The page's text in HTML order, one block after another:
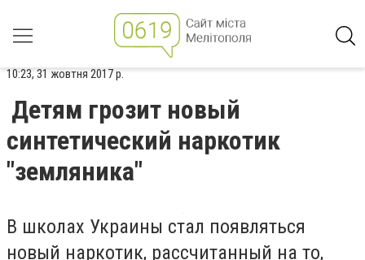
10:23, 31 жовтня 2017 р.
Детям грозит новый
синтетический наркотик
"земляника"
В школах Украины стал появляться
новый наркотик, рассчитанный на то,